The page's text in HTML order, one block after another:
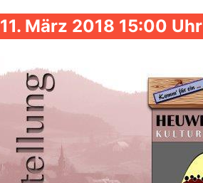
11. März 2018 15:00 Uhr